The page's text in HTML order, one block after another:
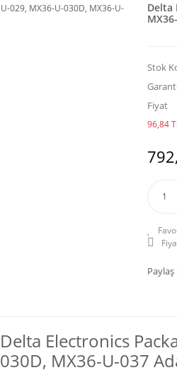
Delta
Stok
Fiyat
96,84
Paylaş
Delta Electronics
030D, MX36-U-037